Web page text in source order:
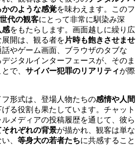
のような感覚を味わえます。このフ
代の観客にとって非常に馴染み深
感をもたらします。画面越しに繰り広
開は、観る者を片時も飽きさせませ
やゲーム画面、ブラウザのタブな
ジタルインターフェースが、そのま
で、 サイバー犯罪のリアリティが際
形式は、登場人物たちの感情や人間
る役割も果たしています。チャット
メディアの投稿履歴を通じて、彼ら
れぞれの背景が描かれ、観客は単な
、 等身大の若者たちに共感すること